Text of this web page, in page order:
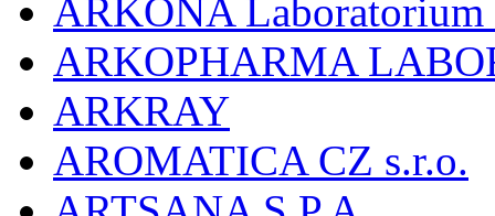
ARKONA
ARKOPHARMA
ARKRAY
AROMATICA CZ s.r.o.